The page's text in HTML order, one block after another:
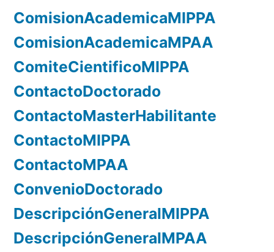
ComisionAcademicaMIPPA
ComisionAcademicaMPAA
ComiteCientificoMIPPA
ContactoDoctorado
ContactoMasterHabilitante
ContactoMIPPA
ContactoMPAA
ConvenioDoctorado
DescripciónGeneralMIPPA
DescripciónGeneralMPAA